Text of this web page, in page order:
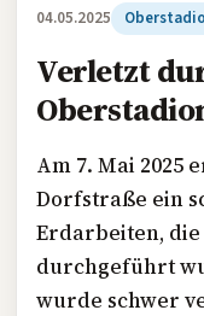
04.05.2025
Verletzt
Am 7. Mai 2025
Dorfstraße ein
Erdarbeiten,
durchgeführt
wurde schwer